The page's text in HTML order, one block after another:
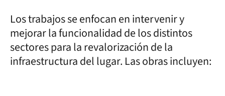
Los trabajos se enfocan en intervenir y
mejorar la funcionalidad de los distintos
sectores para la revalorización de la
infraestructura del lugar. Las obras incluyen: